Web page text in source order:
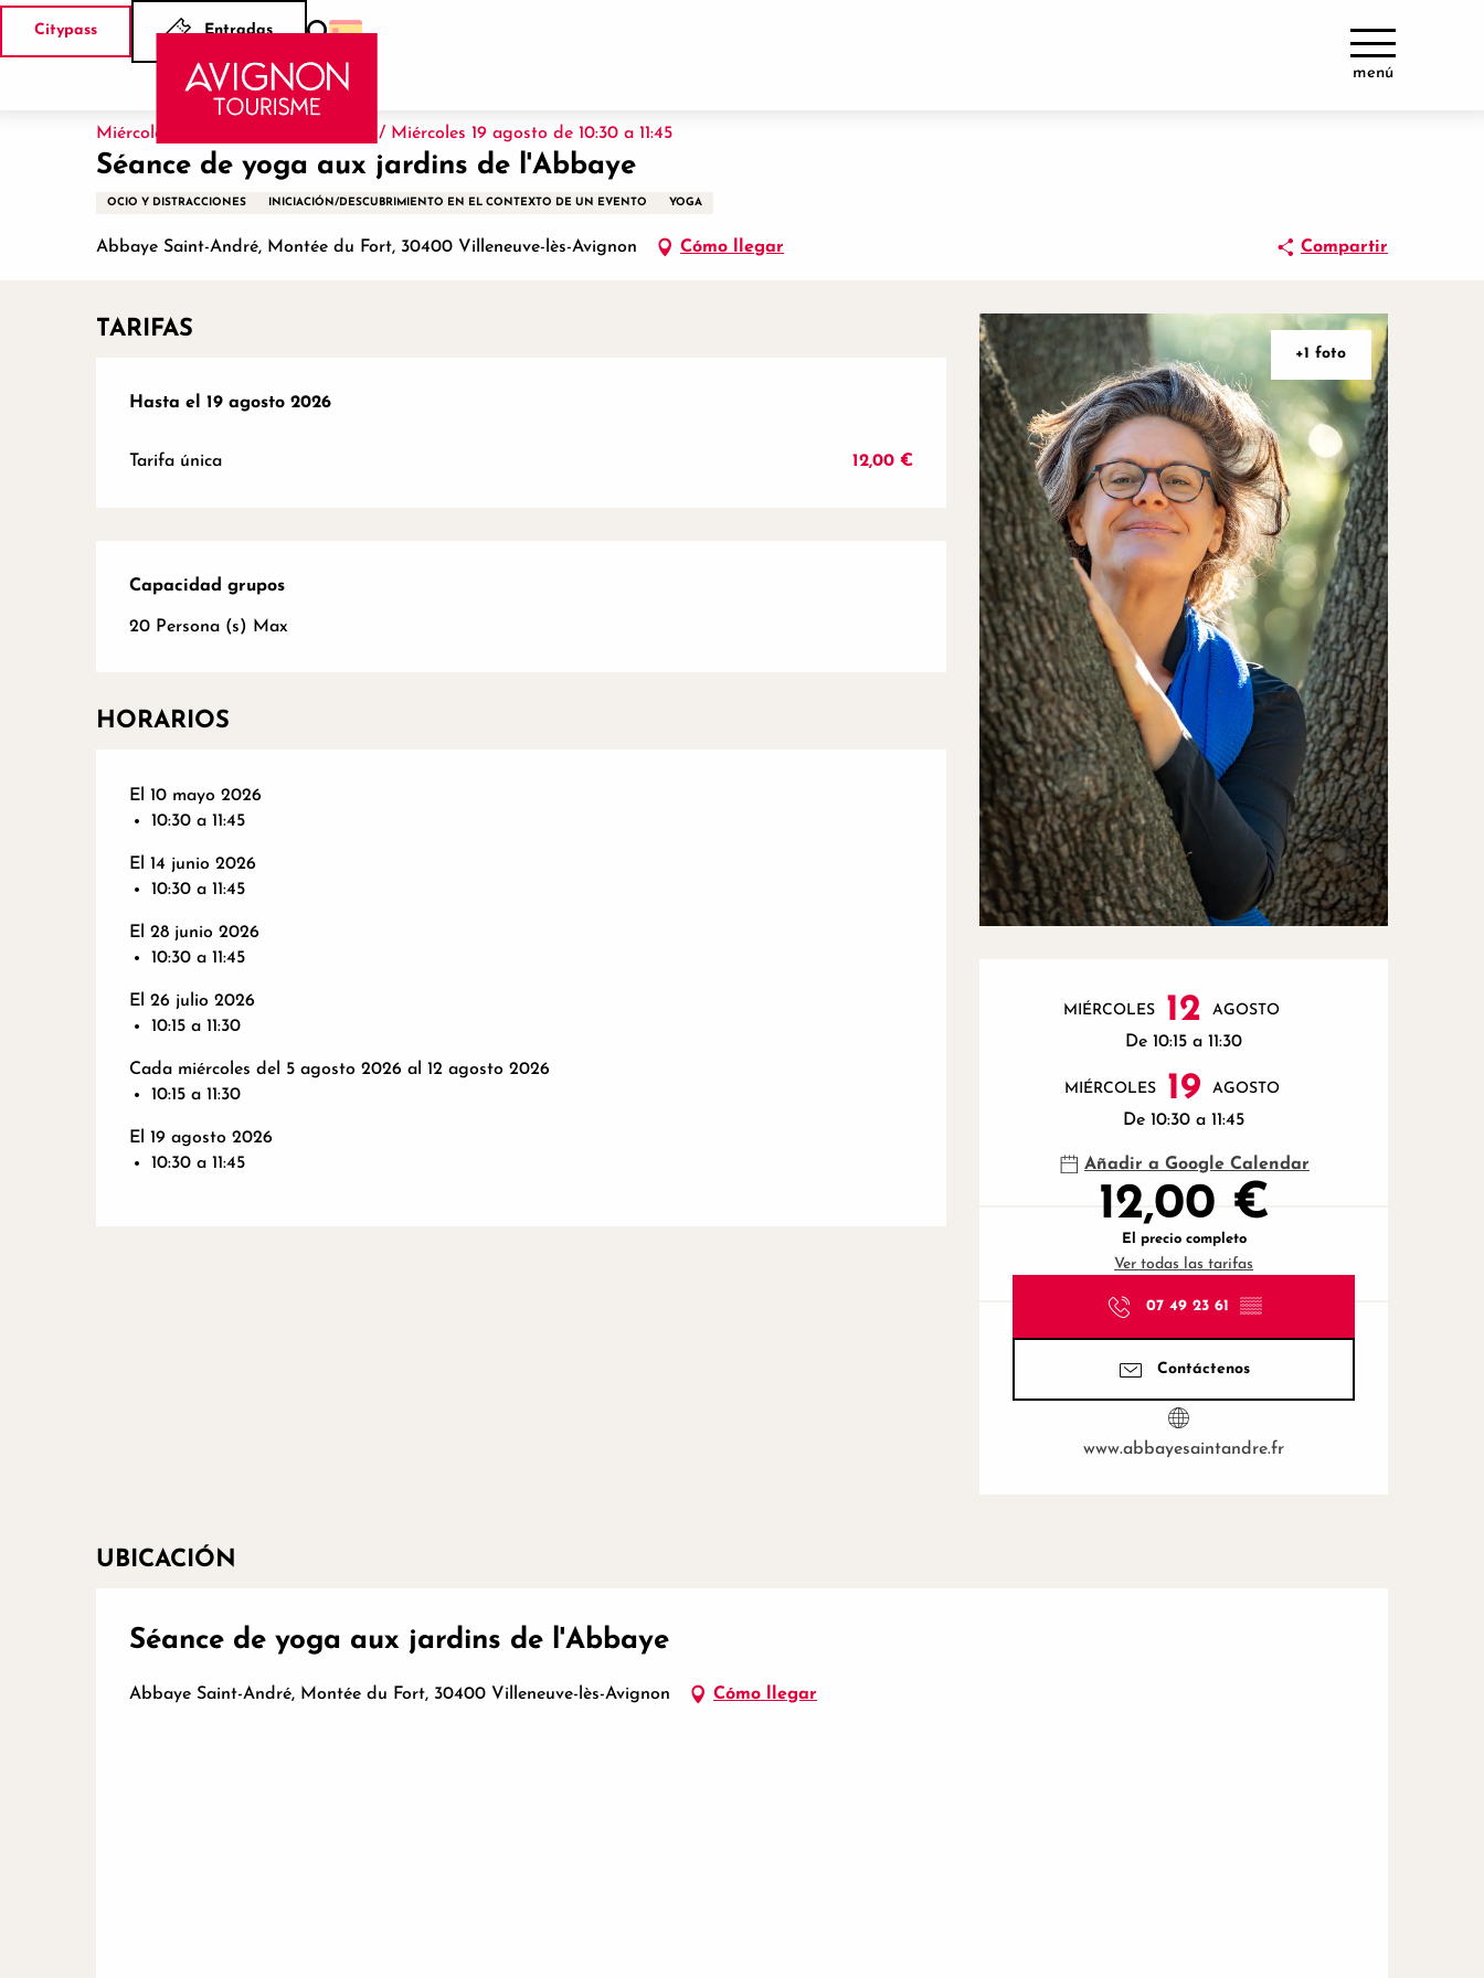
Aller
Citypass Entradas
Buscar
menú
Inicio Séance de yoga aux jardins de l'Abbaye
Miércoles 12 agosto de 10:15 a 11:30 / Miércoles 19 agosto de 10:30 a 11:45
Séance de yoga aux jardins de l'Abbaye
OCIO Y DISTRACCIONES INICIACIÓN/DESCUBRIMIENTO EN EL CONTEXTO DE UN EVENTO YOGA
Abbaye Saint-André, Montée du Fort, 30400 Villeneuve-lès-Avignon Cómo llegar Compartir
+1 foto
Horarios y datos de
MIÉRCOLES 12 AGOSTO
De 10:15 a 11:30
MIÉRCOLES 19 AGOSTO
De 10:30 a 11:45
Añadir a Google Calendar
12,00 €
El precio completo
Ver todas las tarifas
07 49 23 61 ▒▒
Contáctenos
www.abbayesaintandre.fr
TARIFAS
Desde 10 mayo 2026hasta
Hasta el 19 agosto 2026
Tarifa única 12,00 €
Capacidad grupos
Capacidad grupos
20 Persona (s) Max
HORARIOS
El 10 mayo 2026
10:30 a 11:45
El 14 junio 2026
10:30 a 11:45
El 28 junio 2026
10:30 a 11:45
El 26 julio 2026
10:15 a 11:30
Cada miércoles del 5 agosto 2026 al 12 agosto 2026
10:15 a 11:30
El 19 agosto 2026
10:30 a 11:45
UBICACIÓN
Séance de yoga aux jardins de l'Abbaye
Abbaye Saint-André, Montée du Fort, 30400 Villeneuve-lès-Avignon Cómo llegar